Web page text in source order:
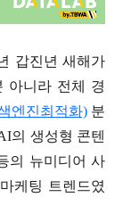
갑진년 새해가
아니라 전체 경
엔진최적화)분
의 생성형 콘텐
의 뉴미디어 사
케팅 트렌드였